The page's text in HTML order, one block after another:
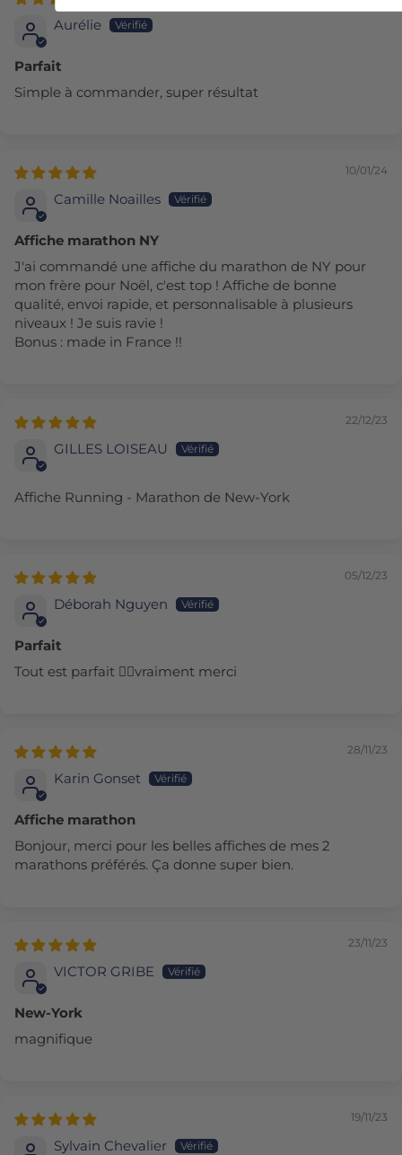
Aurélie
Parfait
Simple à commander, super résultat
10/01/24
Camille Noailles
Affiche marathon NY
J'ai commandé une affiche du marathon de NY pour
mon frère pour Noël, c'est top ! Affiche de bonne
qualité, envoi rapide, et personnalisable à plusieurs
niveaux ! Je suis ravie !
Bonus : made in France !!
22/12/23
GILLES LOISEAU
Affiche Running - Marathon de New-York
05/12/23
Déborah Nguyen
Parfait
Tout est parfait 👌🏻vraiment merci
28/11/23
Karin Gonset
Affiche marathon
Bonjour, merci pour les belles affiches de mes 2
marathons préférés. Ça donne super bien.
23/11/23
VICTOR GRIBE
New-York
magnifique
19/11/23
Sylvain Chevalier